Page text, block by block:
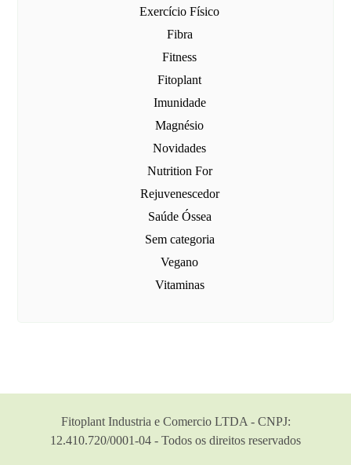
Exercício Físico
Fibra
Fitness
Fitoplant
Imunidade
Magnésio
Novidades
Nutrition For
Rejuvenescedor
Saúde Óssea
Sem categoria
Vegano
Vitaminas
Fitoplant Industria e Comercio LTDA - CNPJ:
12.410.720/0001-04 - Todos os direitos reservados